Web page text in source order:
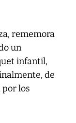
rememora
un
infantil,
de
por los